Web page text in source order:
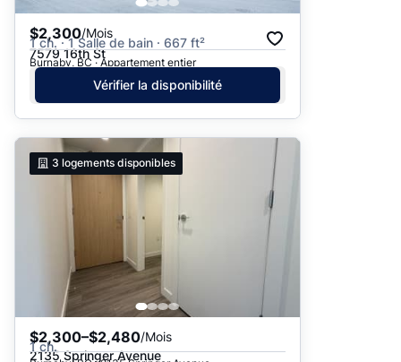
$2,300/Mois
1 ch. · 1 Salle de bain · 667 ft²
7579 16th St
Burnaby, BC · Appartement entier
Vérifier la disponibilité
3 logements disponibles
$2,300–$2,480/Mois
1 ch.
2135 Springer Avenue